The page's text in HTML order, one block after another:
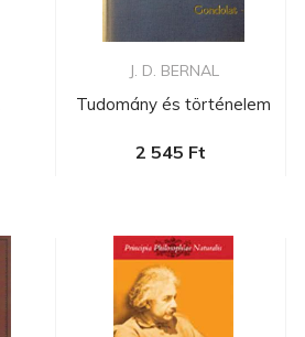
J. D. BERNAL
Tudomány és történelem
2 545 Ft